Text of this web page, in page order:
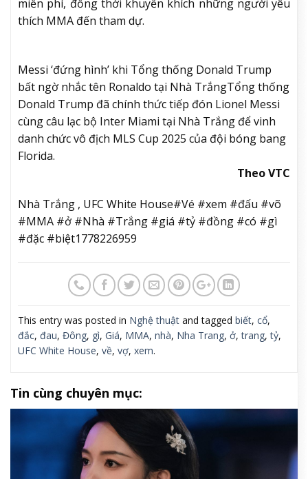
miễn phí, đồng thời khuyến khích những người yêu
thích MMA đến tham dự.
Messi ‘đứng hình’ khi Tổng thống Donald Trump
bất ngờ nhắc tên Ronaldo tại Nhà TrắngTổng thống
Donald Trump đã chính thức tiếp đón Lionel Messi
cùng câu lạc bộ Inter Miami tại Nhà Trắng để vinh
danh chức vô địch MLS Cup 2025 của đội bóng bang
Florida.
Theo VTC
Nhà Trắng , UFC White House#Vé #xem #đấu #võ
#MMA #ở #Nhà #Trắng #giá #tỷ #đồng #có #gì
#đặc #biệt1778226959
This entry was posted in Nghệ thuật and tagged biết, cổ,
đắc, đau, Đông, gì, Giá, MMA, nhà, Nha Trang, ở,trang,tỷ,
UFC White House, về, vợ, xem.
Tin cùng chuyên mục: